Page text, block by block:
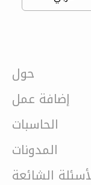
حول
إضافة عمل
الحاسبات
المدونات
الشائعة